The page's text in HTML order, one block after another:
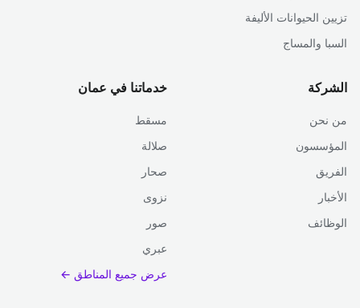
تزيين الحيوانات الأليفة
السبا والمساج
الشركة
من نحن
المؤسسون
الفريق
الأخبار
الوظائف
خدماتنا في عمان
مسقط
صلالة
صحار
نزوى
صور
عبري
عرض جميع المناطق ←